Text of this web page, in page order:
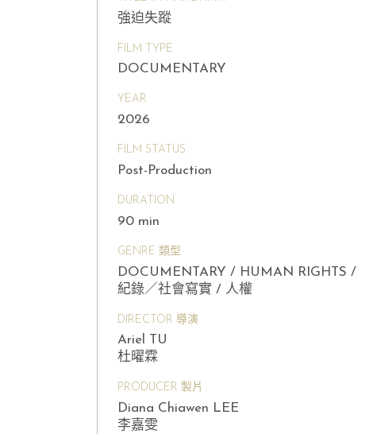
強迫失蹤
FILM TYPE
DOCUMENTARY
YEAR
2026
FILM STATUS
Post-Production
DURATION
90 min
GENRE 類型
DOCUMENTARY / HUMAN RIGHTS /
紀錄／社會寫實 / 人權
DIRECTOR 導演
Ariel TU
杜曜霖
PRODUCER 製片
Diana Chiawen LEE
李嘉雯